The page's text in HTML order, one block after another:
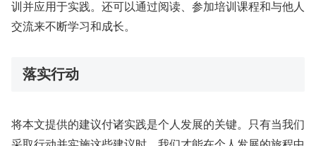
训并应用于实践。还可以通过阅读、参加培训课程和与他人
交流来不断学习和成长。
落实行动
将本文提供的建议付诸实践是个人发展的关键。只有当我们